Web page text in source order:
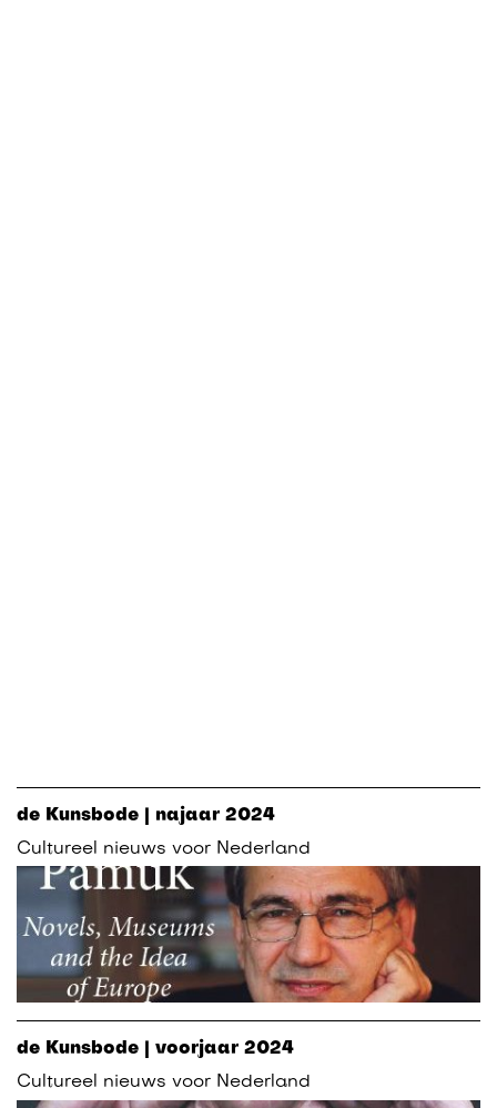
de Kunsbode | najaar 2024
Cultureel nieuws voor Nederland
de Kunsbode | voorjaar 2024
Cultureel nieuws voor Nederland